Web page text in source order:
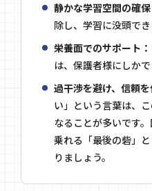
静かな学習空間の確保
除し、学習に没頭でき
栄養面でのサポート：
は、保護者様にしか
過干渉を避け、信頼を
い」という言葉は、
なることが多いです
乗れる「最後の砦」
りましょう。